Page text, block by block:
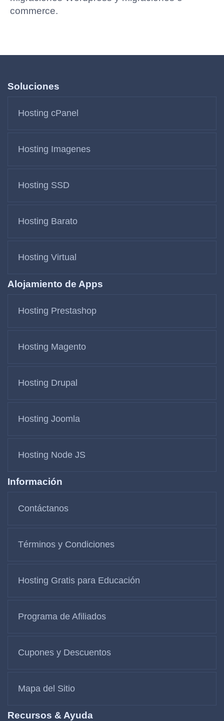
commerce.
Soluciones
Hosting cPanel
Hosting Imagenes
Hosting SSD
Hosting Barato
Hosting Virtual
Alojamiento de Apps
Hosting Prestashop
Hosting Magento
Hosting Drupal
Hosting Joomla
Hosting Node JS
Información
Contáctanos
Términos y Condiciones
Hosting Gratis para Educación
Programa de Afiliados
Cupones y Descuentos
Mapa del Sitio
Recursos & Ayuda